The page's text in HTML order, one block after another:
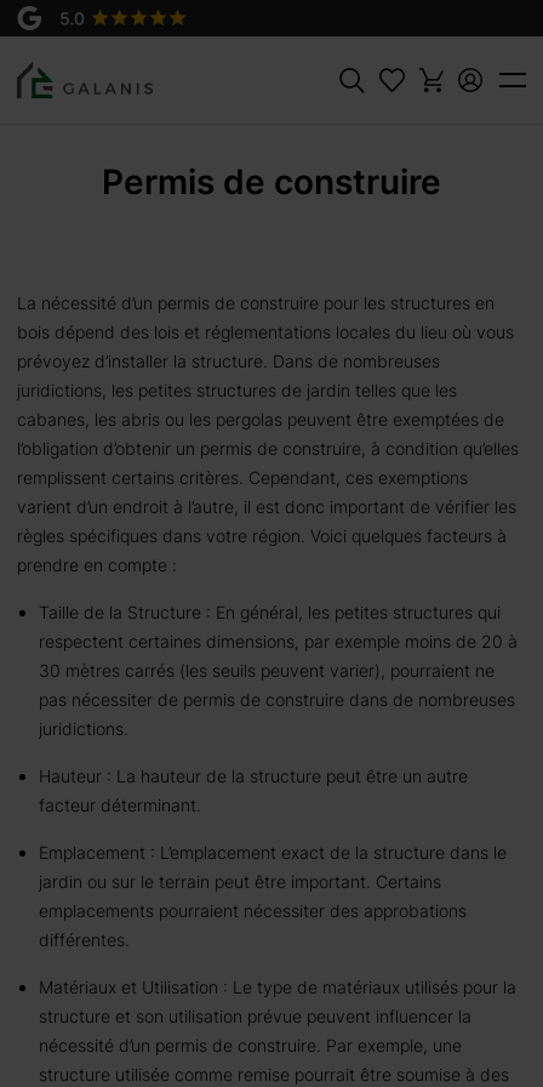
Rechercher
Permis de construire
La nécessité d’un permis de construire pour les structures en
bois dépend des lois et réglementations locales du lieu où vous
prévoyez d’installer la structure. Dans de nombreuses
juridictions, les petites structures de jardin telles que les
cabanes, les abris ou les pergolas peuvent être exemptées de
l’obligation d’obtenir un permis de construire, à condition qu’elles
remplissent certains critères. Cependant, ces exemptions
varient d’un endroit à l’autre, il est donc important de vérifier les
règles spécifiques dans votre région. Voici quelques facteurs à
prendre en compte :
Taille de la Structure : En général, les petites structures qui
respectent certaines dimensions, par exemple moins de 20 à
30 mètres carrés (les seuils peuvent varier), pourraient ne
pas nécessiter de permis de construire dans de nombreuses
juridictions.
Hauteur : La hauteur de la structure peut être un autre
facteur déterminant.
Emplacement : L’emplacement exact de la structure dans le
jardin ou sur le terrain peut être important. Certains
emplacements pourraient nécessiter des approbations
différentes.
Matériaux et Utilisation : Le type de matériaux utilisés pour la
structure et son utilisation prévue peuvent influencer la
nécessité d’un permis de construire. Par exemple, une
structure utilisée comme remise pourrait être soumise à des